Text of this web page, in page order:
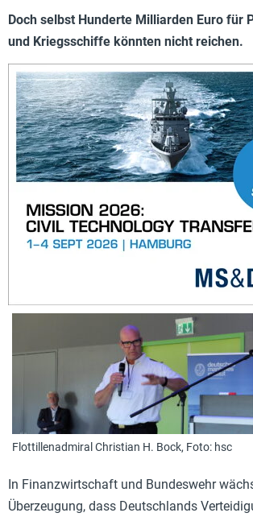
Doch selbst Hunderte Milliarden Euro für
und Kriegsschiffe könnten nicht reichen.
Flottillenadmiral Christian H. Bock, Foto: hsc
In Finanzwirtschaft und Bundeswehr
Überzeugung, dass Deutschlands